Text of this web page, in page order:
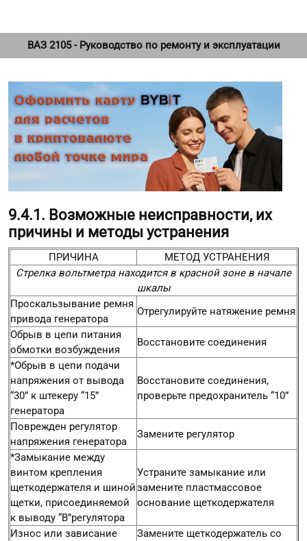
ВАЗ 2105 - Руководство по ремонту и эксплуатации
9.4.1. Возможные неисправности, их
причины и методы устранения
ПРИЧИНА
МЕТОД УСТРАНЕНИЯ
Стрелка вольтметра находится в красной зоне в начале
шкалы
Проскальзывание ремня
привода генератора
Отрегулируйте натяжение ремня
Обрыв в цепи питания
обмотки возбуждения
Восстановите соединения
*Обрыв в цепи подачи
напряжения от вывода
“30” к штекеру “15”
генератора
Восстановите соединения,
проверьте предохранитель “10”
Поврежден регулятор
напряжения генератора
Замените регулятор
*Замыкание между
винтом крепления
щеткодержателя и шиной
щетки, присоединяемой
к выводу “В”регулятора
Устраните замыкание или
замените пластмассовое
основание щеткодержателя
Износ или зависание
Замените щеткодержатель со